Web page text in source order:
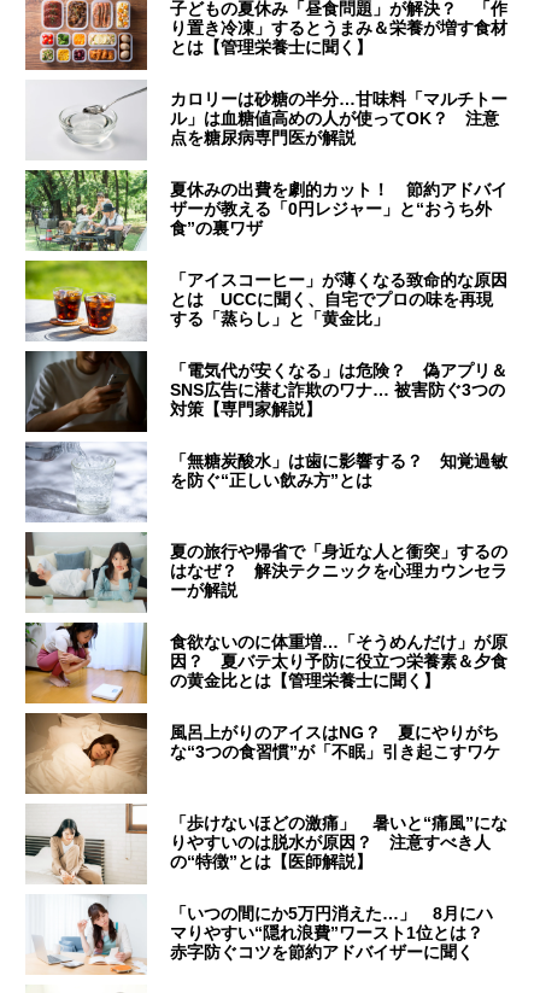
子どもの夏休み「昼食問題」が解決？ 「作
り置き冷凍」するとうまみ＆栄養が増す食材
とは【管理栄養士に聞く】
カロリーは砂糖の半分…甘味料「マルチトー
ル」は血糖値高めの人が使ってOK？ 注意
点を糖尿病専門医が解説
夏休みの出費を劇的カット！ 節約アドバイ
ザーが教える「0円レジャー」と“おうち外
食”の裏ワザ
「アイスコーヒー」が薄くなる致命的な原因
とは UCCに聞く、自宅でプロの味を再現
する「蒸らし」と「黄金比」
「電気代が安くなる」は危険？ 偽アプリ＆
SNS広告に潜む詐欺のワナ… 被害防ぐ3つの
対策【専門家解説】
「無糖炭酸水」は歯に影響する？ 知覚過敏
を防ぐ“正しい飲み方”とは
夏の旅行や帰省で「身近な人と衝突」するの
はなぜ？ 解決テクニックを心理カウンセラ
ーが解説
食欲ないのに体重増…「そうめんだけ」が原
因？ 夏バテ太り予防に役立つ栄養素＆夕食
の黄金比とは【管理栄養士に聞く】
風呂上がりのアイスはNG？ 夏にやりがち
な“3つの食習慣”が「不眠」引き起こすワケ
「歩けないほどの激痛」 暑いと“痛風”にな
りやすいのは脱水が原因？ 注意すべき人
の“特徴”とは【医師解説】
「いつの間にか5万円消えた…」 8月にハ
マりやすい“隠れ浪費”ワースト1位とは？
赤字防ぐコツを節約アドバイザーに聞く